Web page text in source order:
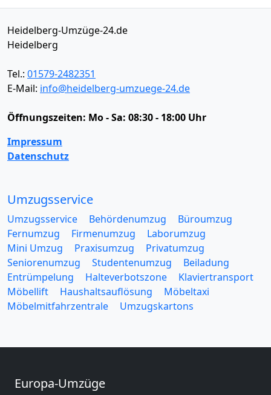
Heidelberg-Umzüge-24.de
Heidelberg
Tel.: 01579-2482351
E-Mail: info@heidelberg-umzuege-24.de
Öffnungszeiten: Mo - Sa: 08:30 - 18:00 Uhr
Impressum
Datenschutz
Umzugsservice
Umzugsservice Behördenumzug
Büroumzug
Fernumzug
Firmenumzug
Laborumzug
Mini Umzug
Praxisumzug
Privatumzug
Seniorenumzug
Studentenumzug
Beiladung
Entrümpelung
Halteverbotszone
Klaviertransport
Möbellift
Haushaltsauflösung
Möbeltaxi
Möbelmitfahrzentrale
Umzugskartons
Europa-Umzüge